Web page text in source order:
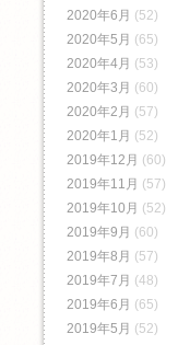
2020年6月 (52)
2020年5月 (65)
2020年4月 (53)
2020年3月 (60)
2020年2月 (57)
2020年1月 (52)
2019年12月 (60)
2019年11月 (57)
2019年10月 (52)
2019年9月 (60)
2019年8月 (57)
2019年7月 (48)
2019年6月 (65)
2019年5月 (52)